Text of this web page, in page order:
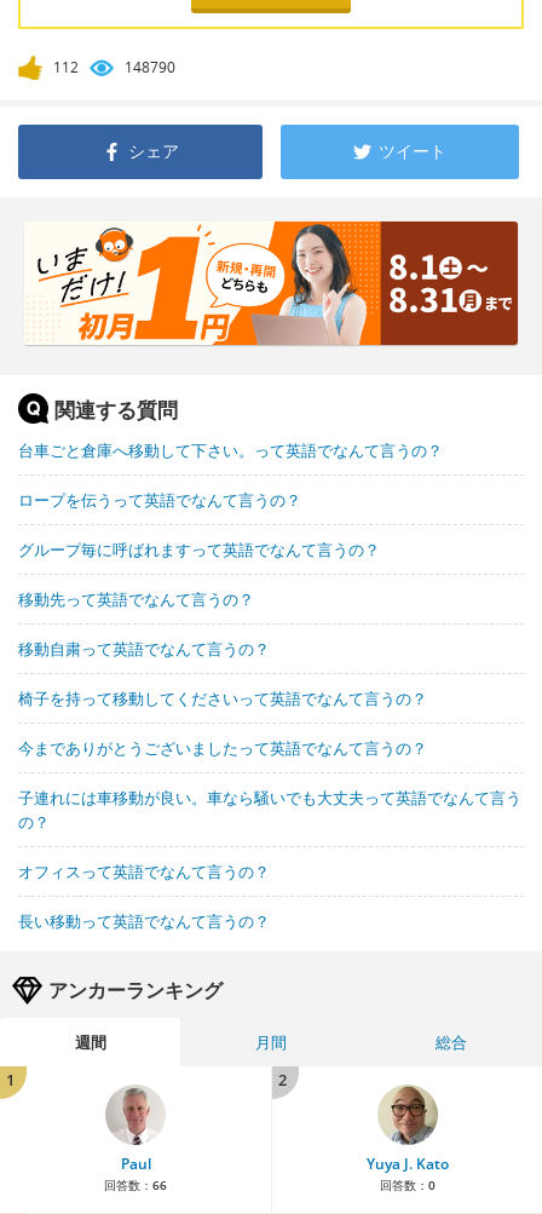
112 148790
シェア ツイート
関連する質問
台車ごと倉庫へ移動して下さい。って英語でなんて言うの？
ロープを伝うって英語でなんて言うの？
グループ毎に呼ばれますって英語でなんて言うの？
移動先って英語でなんて言うの？
移動自粛って英語でなんて言うの？
椅子を持って移動してくださいって英語でなんて言うの？
今までありがとうございましたって英語でなんて言うの？
子連れには車移動が良い。車なら騒いでも大丈夫って英語でなんて言う
の？
オフィスって英語でなんて言うの？
長い移動って英語でなんて言うの？
アンカーランキング
週間 月間
総合
1
Paul
回答数： 66
2
Yuya J. Kato
回答数： 0